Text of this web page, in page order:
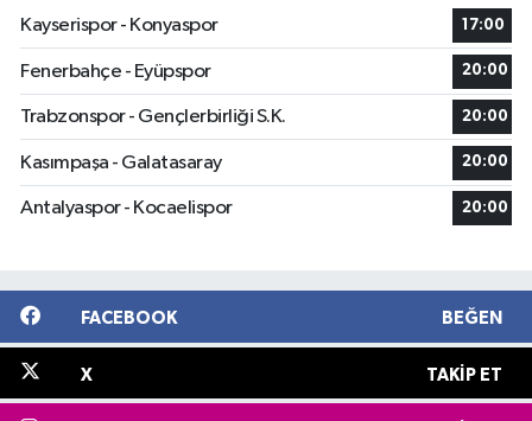
Kayserispor - Konyaspor
17:00
Fenerbahçe - Eyüpspor 20:00
Trabzonspor - Gençlerbirliği S.K. 20:00
Kasımpaşa - Galatasaray 20:00
Antalyaspor - Kocaelispor 20:00
FACEBOOK BEĞEN
X TAKIP ET